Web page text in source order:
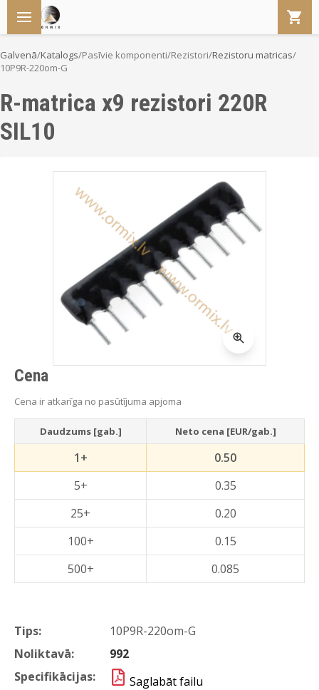
Galvenā/Katalogs/Pasīvie komponenti/Rezistori/Rezistoru matricas/
10P9R-220om-G
R-matrica x9 rezistori 220R
SIL10
Tips:
10P9R-220om-G
Noliktavā:
992
Specifikācijas:
Saglabāt failu
Cena
Cena ir atkarīga no pasūtījuma apjoma
Daudzums [gab.] Neto cena [EUR/gab.]
1+
0.50
5+
0.35
25+
0.20
100+
0.15
500+
0.085